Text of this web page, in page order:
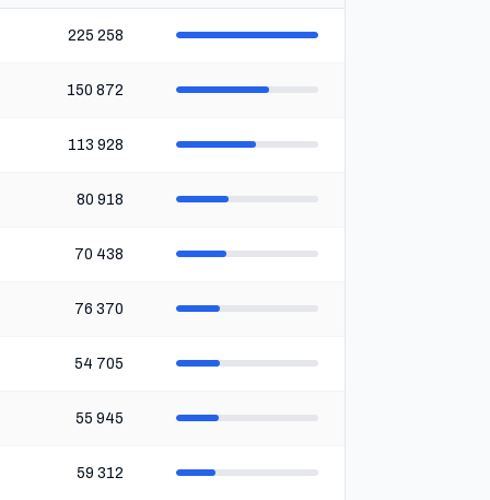
225 258
150 872
113 928
80 918
70 438
76 370
54 705
55 945
59 312